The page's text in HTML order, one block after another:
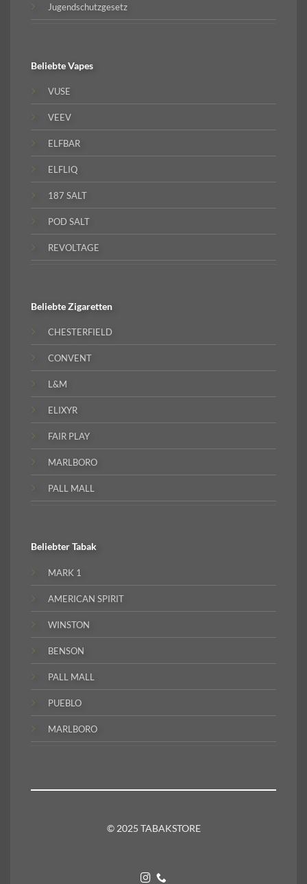
Jugendschutzgesetz
BeliebteVapes
VUSE
VEEV
ELFBAR
ELFLIQ
187 SALT
POD SALT
REVOLTAGE
BeliebteZigaretten
CHESTERFIELD
CONVENT
L&M
ELIXYR
FAIR PLAY
MARLBORO
PALL MALL
BeliebterTabak
MARK 1
AMERICAN SPIRIT
WINSTON
BENSON
PALL MALL
PUEBLO
MARLBORO
© 2025 TABAKSTORE